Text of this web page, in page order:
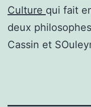
Culture qui fait
deux
Cassin et